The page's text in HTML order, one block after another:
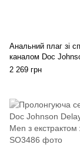
Анальний плаг зі
каналом Doc
Premium Silicone —
2 269 грн